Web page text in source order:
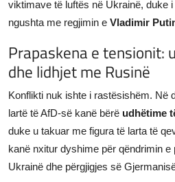
viktimave të luftës në Ukrainë, duke
ngushta me regjimin e Vladimir
Prapaskena e tensionit:
dhe lidhjet me Rusinë
Konflikti nuk ishte i rastësishëm. Në
lartë të AfD-së kanë bërë udhëtime
duke u takuar me figura të larta të
kanë nxitur dyshime për qëndrimin e
Ukrainë dhe përgjigjes së